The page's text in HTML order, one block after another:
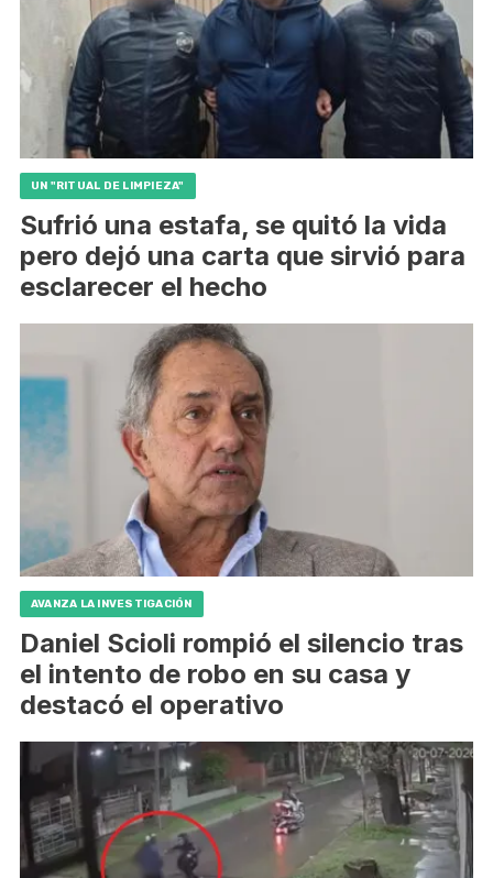
UN "RITUAL DE LIMPIEZA"
Sufrió una estafa, se quitó la vida
pero dejó una carta que sirvió para
esclarecer el hecho
AVANZA LA INVESTIGACIÓN
Daniel Scioli rompió el silencio tras
el intento de robo en su casa y
destacó el operativo